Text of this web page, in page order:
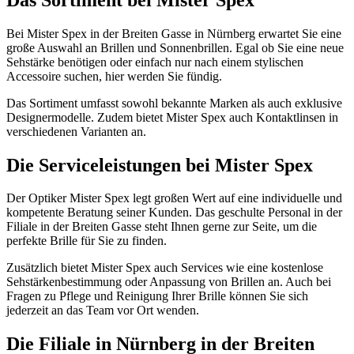
Bei Mister Spex in der Breiten Gasse in Nürnberg erwartet Sie eine
große Auswahl an Brillen und Sonnenbrillen. Egal ob Sie eine neue
Sehstärke benötigen oder einfach nur nach einem stylischen
Accessoire suchen, hier werden Sie fündig.
Das Sortiment umfasst sowohl bekannte Marken als auch exklusive
Designermodelle. Zudem bietet Mister Spex auch Kontaktlinsen in
verschiedenen Varianten an.
Die Serviceleistungen bei Mister Spex
Der Optiker Mister Spex legt großen Wert auf eine individuelle und
kompetente Beratung seiner Kunden. Das geschulte Personal in der
Filiale in der Breiten Gasse steht Ihnen gerne zur Seite, um die
perfekte Brille für Sie zu finden.
Zusätzlich bietet Mister Spex auch Services wie eine kostenlose
Sehstärkenbestimmung oder Anpassung von Brillen an. Auch bei
Fragen zu Pflege und Reinigung Ihrer Brille können Sie sich
jederzeit an das Team vor Ort wenden.
Die Filiale in Nürnberg in der Breiten